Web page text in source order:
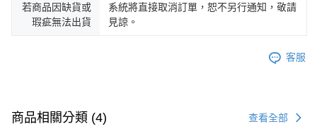
若商品因缺貨或
瑕疵無法出貨
系統將直接取消訂單，恕不另行通知，敬請
見諒。
客服
商品相關分類 (4) 查看全部